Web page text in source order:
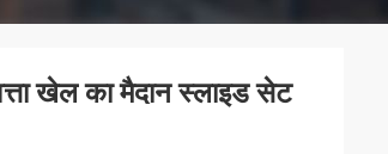
खेल का मैदान स्लाइड सेट